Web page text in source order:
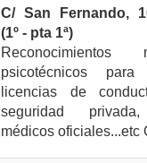
C/ San Fernando,
(1º - pta 1ª)
psicotécnicos
licencias de
seguridad
médicos oficiales...etc